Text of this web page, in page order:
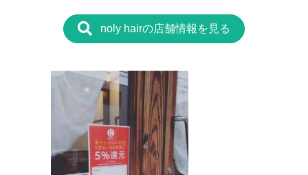
noly hairの店舗情報を見る